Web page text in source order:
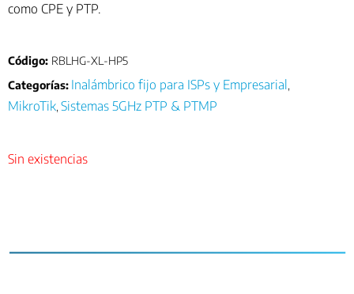
como CPE y PTP.
Código: RBLHG-XL-HP5
Categorías: Inalámbrico fijo para ISPs y Empresarial
MikroTik Sistemas 5GHz PTP & PTMP
Sin existencias